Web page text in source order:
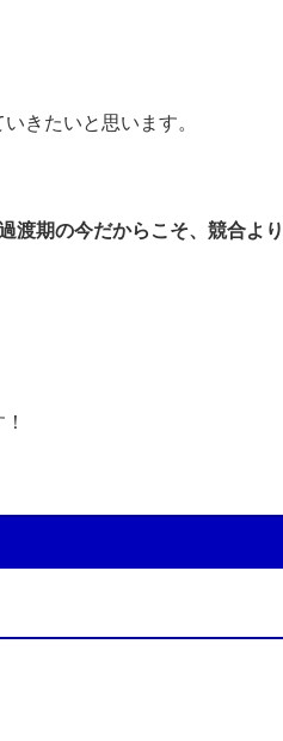
きたいと思います。
渡期の今だからこそ、競合よ